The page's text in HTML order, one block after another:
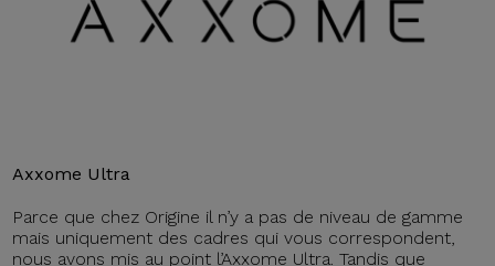
Axxome Ultra
Parce que chez Origine il n’y a pas de niveau de gamme
mais uniquement des cadres qui vous correspondent,
nous avons mis au point l’Axxome Ultra. Tandis que